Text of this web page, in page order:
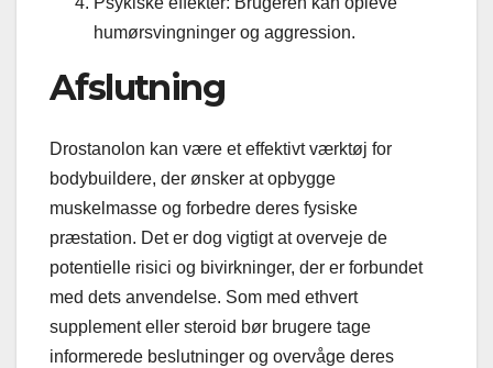
humørsvingninger og aggression.
Afslutning
Drostanolon kan være et effektivt værktøj for
bodybuildere, der ønsker at opbygge
muskelmasse og forbedre deres fysiske
præstation. Det er dog vigtigt at overveje de
potentielle risici og bivirkninger, der er forbundet
med dets anvendelse. Som med ethvert
supplement eller steroid bør brugere tage
informerede beslutninger og overvåge deres